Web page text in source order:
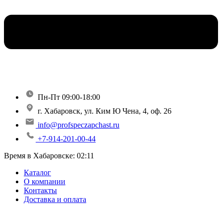
Пн-Пт 09:00-18:00
г. Хабаровск, ул. Ким Ю Чена, 4, оф. 26
info@profspeczapchast.ru
+7-914-201-00-44
Время в Хабаровске: 02:11
Каталог
О компании
Контакты
Доставка и оплата